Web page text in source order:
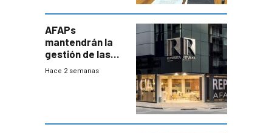
AFAPs
mantendrán la
gestión de las
cuentas
Hace 2 semanas